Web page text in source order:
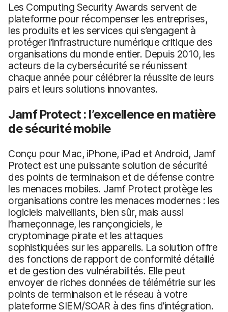
Les Computing Security Awards servent de
plateforme pour récompenser les entreprises,
les produits et les services qui s’engagent à
protéger l’infrastructure numérique critique des
organisations du monde entier. Depuis 2010, les
acteurs de la cybersécurité se réunissent
chaque année pour célébrer la réussite de leurs
pairs et leurs solutions innovantes.
Jamf Protect : l’excellence en matière
de sécurité mobile
Conçu pour Mac, iPhone, iPad et Android, Jamf
Protect est une puissante solution de sécurité
des points de terminaison et de défense contre
les menaces mobiles. Jamf Protect protège les
organisations contre les menaces modernes : les
logiciels malveillants, bien sûr, mais aussi
l’hameçonnage, les rançongiciels, le
cryptominage pirate et les attaques
sophistiquées sur les appareils. La solution offre
des fonctions de rapport de conformité détaillé
et de gestion des vulnérabilités. Elle peut
envoyer de riches données de télémétrie sur les
points de terminaison et le réseau à votre
plateforme SIEM/SOAR à des fins d’intégration.